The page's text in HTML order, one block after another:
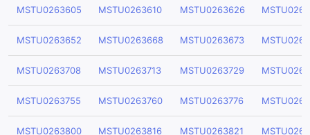
MSTU0263605 MSTU0263610 MSTU0263626
MSTU0263652 MSTU0263668 MSTU0263673
MSTU0263708 MSTU0263713 MSTU0263729
MSTU0263755 MSTU0263760 MSTU0263776
MSTU0263800 MSTU0263816 MSTU0263821